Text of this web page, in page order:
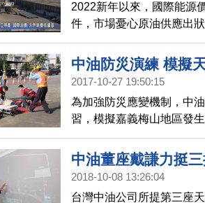
2022新年以來，國際能源
件，市場憂心原油供應出
等不確定性，影響國際油
中油防災演練 模擬
2017-10-27 19:50:15
為加強防災應變機制，中
習，模擬嘉義梅山地區發
氣幹管破裂，造成天然氣
災應變的機制與能力。
中油董座戴謙力挺
2018-10-08 13:26:04
台灣中油公司所提第三座